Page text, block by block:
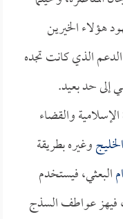
هؤلاء الخيرين
الذي كانت تجده
إلى حد بعيد.
والقضاء
الخليجوغيره بطريقة
البعثي، فيستخدم
فيهز عواطف السذج